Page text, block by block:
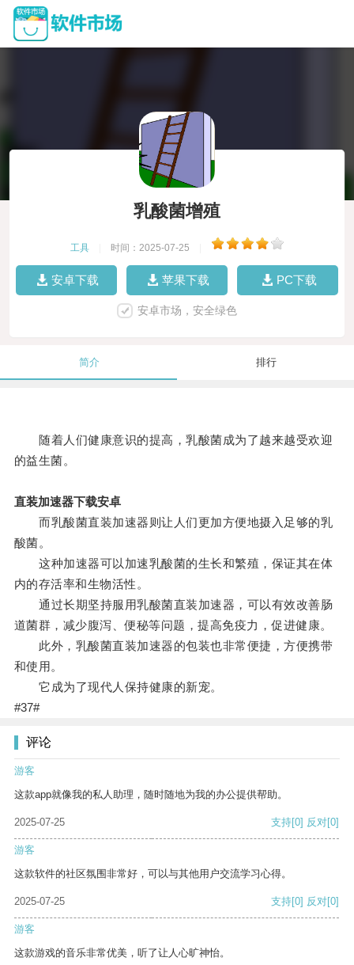
乳酸菌增殖
工具 时间：2025-07-25
安卓下载 苹果下载 PC下载
安卓市场，安全绿色
简介 排行
随着人们健康意识的提高，乳酸菌成为了越来越受欢迎
的益生菌。
直装加速器下载安卓
而乳酸菌直装加速器则让人们更加方便地摄入足够的乳
酸菌。
这种加速器可以加速乳酸菌的生长和繁殖，保证其在体
内的存活率和生物活性。
通过长期坚持服用乳酸菌直装加速器，可以有效改善肠
道菌群，减少腹泻、便秘等问题，提高免疫力，促进健康。
此外，乳酸菌直装加速器的包装也非常便捷，方便携带
和使用。
它成为了现代人保持健康的新宠。
#37#
评论
游客
这款app就像我的私人助理，随时随地为我的办公提供帮助。
2025-07-25 支持[0] 反对[0]
游客
这款软件的社区氛围非常好，可以与其他用户交流学习心得。
2025-07-25 支持[0] 反对[0]
游客
这款游戏的音乐非常优美，听了让人心旷神怡。